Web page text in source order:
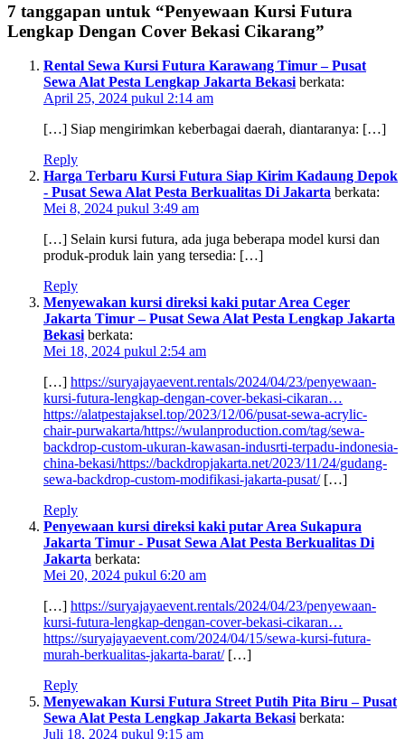
7 tanggapan untuk “Penyewaan Kursi Futura
Lengkap Dengan Cover Bekasi Cikarang”
Rental Sewa Kursi Futura Karawang Timur – Pusat
Sewa Alat Pesta Lengkap Jakarta Bekasi berkata:
April 25, 2024 pukul 2:14 am
[…] Siap mengirimkan keberbagai daerah, diantaranya: […]
Reply
Harga Terbaru Kursi Futura Siap Kirim Kadaung Depok
- Pusat Sewa Alat Pesta Berkualitas Di Jakarta berkata:
Mei 8, 2024 pukul 3:49 am
[…] Selain kursi futura, ada juga beberapa model kursi dan
produk-produk lain yang tersedia: […]
Reply
Menyewakan kursi direksi kaki putar Area Ceger
Jakarta Timur – Pusat Sewa Alat Pesta Lengkap Jakarta
Bekasi berkata:
Mei 18, 2024 pukul 2:54 am
[…] https://suryajayaevent.rentals/2024/04/23/penyewaan-
kursi-futura-lengkap-dengan-cover-bekasi-cikaran…
https://alatpestajaksel.top/2023/12/06/pusat-sewa-acrylic-
chair-purwakarta/https://wulanproduction.com/tag/sewa-
backdrop-custom-ukuran-kawasan-indusrti-terpadu-indonesia-
china-bekasi/https://backdropjakarta.net/2023/11/24/gudang-
sewa-backdrop-custom-modifikasi-jakarta-pusat/[…]
Reply
Penyewaan kursi direksi kaki putar Area Sukapura
Jakarta Timur - Pusat Sewa Alat Pesta Berkualitas Di
Jakarta berkata:
Mei 20, 2024 pukul 6:20 am
[…] https://suryajayaevent.rentals/2024/04/23/penyewaan-
kursi-futura-lengkap-dengan-cover-bekasi-cikaran…
https://suryajayaevent.com/2024/04/15/sewa-kursi-futura-
murah-berkualitas-jakarta-barat/[…]
Reply
Menyewakan Kursi Futura Street Putih Pita Biru – Pusat
Sewa Alat Pesta Lengkap Jakarta Bekasi berkata:
Juli 18, 2024 pukul 9:15 am